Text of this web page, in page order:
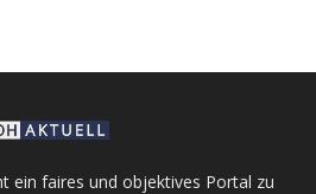
ein faires und objektives Portal zu